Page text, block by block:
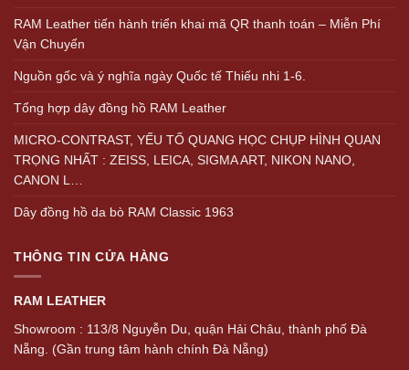
RAM Leather tiến hành triển khai mã QR thanh toán – Miễn Phí
Vận Chuyển
Nguồn gốc và ý nghĩa ngày Quốc tế Thiếu nhi 1-6.
Tổng hợp dây đồng hồ RAM Leather
MICRO-CONTRAST, YẾU TỐ QUANG HỌC CHỤP HÌNH QUAN
TRỌNG NHẤT : ZEISS, LEICA, SIGMA ART, NIKON NANO,
CANON L…
Dây đồng hồ da bò RAM Classic 1963
THÔNG TIN CỬA HÀNG
RAM LEATHER
Showroom : 113/8 Nguyễn Du, quận Hải Châu, thành phố Đà
Nẵng. (Gần trung tâm hành chính Đà Nẵng)